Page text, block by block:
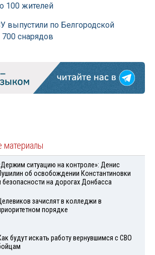
100 жителей
выпустили по Белгородской
700 снарядов
ситуацию на контроле»: Денис
об освобождении Константиновки
безопасности на дорогах Донбасса
зачислят в колледжи в
порядке
будут искать работу вернувшимся с СВО